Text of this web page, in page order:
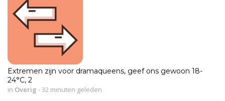
Extremen zijn voor dramaqueens, geef ons gewoon 18-
24°C, 2
in Overig -32 minuten geleden